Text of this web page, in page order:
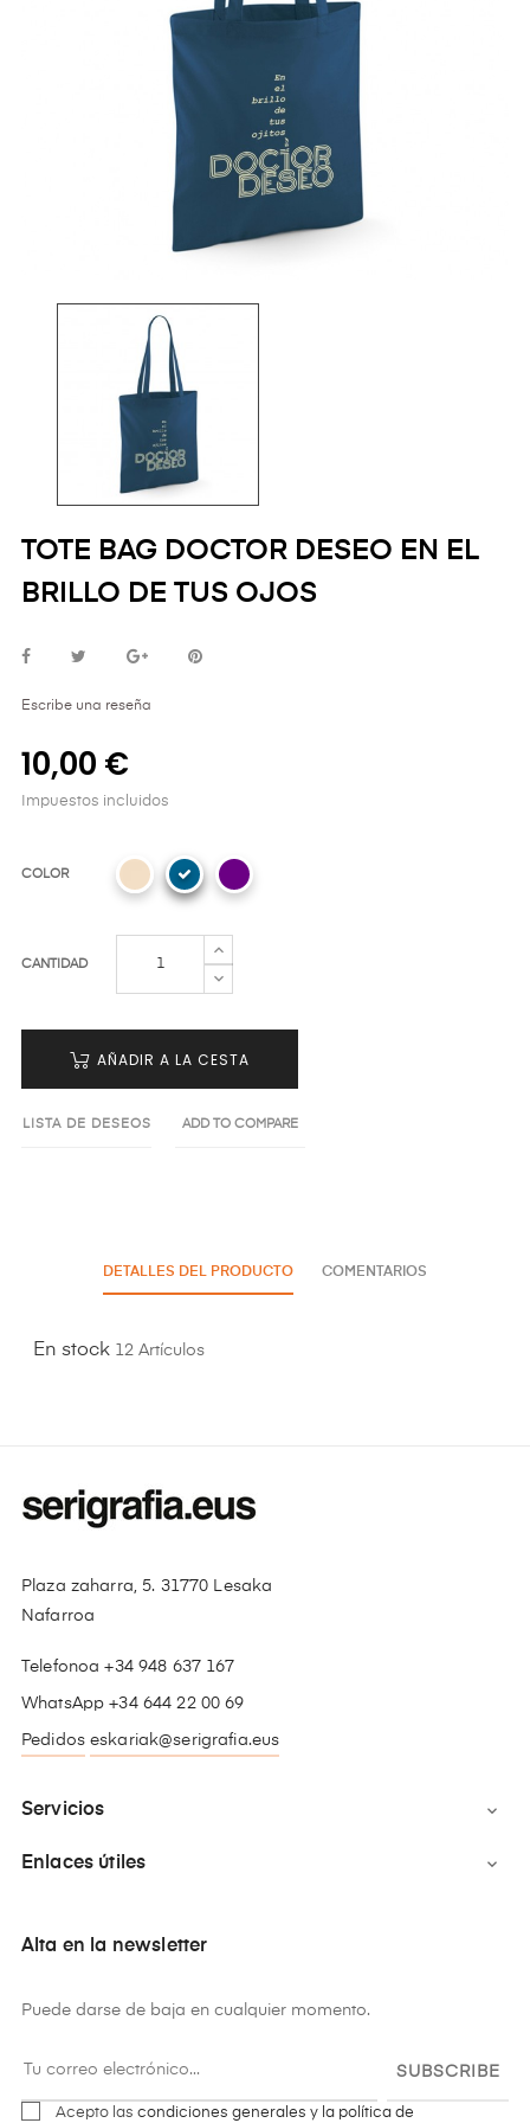
TOTE BAG DOCTOR DESEO EN EL
BRILLO DE TUS OJOS
Escribe una reseña
10,00 €
Impuestos incluidos
COLOR
CANTIDAD
AÑADIR A LA CESTA
LISTA DE DESEOS ADD TO COMPARE
DETALLES DEL PRODUCTO COMENTARIOS
En stock 12 Artículos
Plaza zaharra, 5. 31770 Lesaka
Nafarroa
Telefonoa +34 948 637 167
WhatsApp +34 644 22 00 69
Pedidos eskariak@serigrafia.eus
Servicios 
Enlaces útiles 
Alta en la newsletter
Puede darse de baja en cualquier momento.
SUBSCRIBE
Acepto las condiciones generales y la política de